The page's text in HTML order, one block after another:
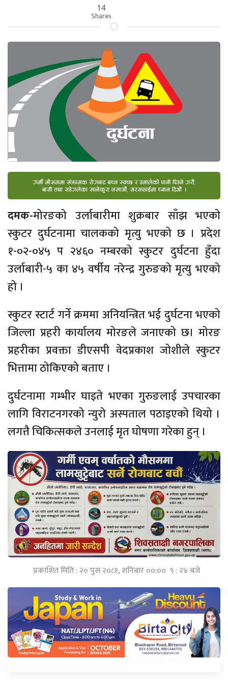
14
Shares
दमक-मोरङको उर्लाबारीमा शुक्रबार साँझ भएको
स्कुटर दुर्घटनामा चालकको मृत्यु भएको छ । प्रदेश
१-०२-०४५ प २४६० नम्बरको स्कुटर दुर्घटना हुँदा
उर्लाबारी-५ का ४५ वर्षीय नरेन्द्र गुरुङको मृत्यु भएको
हो ।
स्कुटर स्टार्ट गर्ने क्रममा अनियन्त्रित भई दुर्घटना भएको
जिल्ला प्रहरी कार्यालय मोरङले जनाएको छ। मोरङ
प्रहरीका प्रवक्ता डीएसपी वेदप्रकाश जोशीले स्कुटर
भित्तामा ठोकिएको बताए ।
दुर्घटनामा गम्भीर घाइते भएका गुरुङलाई उपचारका
लागि विराटनगरको न्युरो अस्पताल पठाइएको थियो ।
लगत्तै चिकित्सकले उनलाई मृत घोषणा गरेका हुन् ।
प्रकाशित मिति : २० पुस २०८१, शनिबार ००:०० ९ : २४ बजे